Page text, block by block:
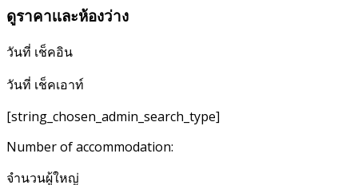
ดูราคาเเละห้องว่าง
วันที่ เช็คอิน
วันที่ เช็คเอาท์
[string_chosen_admin_search_type]
Number of accommodation:
จำนวนผู้ใหญ่